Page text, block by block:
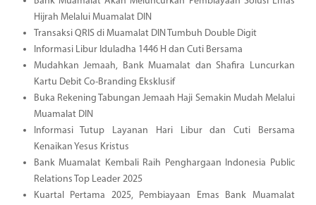
Hijrah Melalui Muamalat DIN
Transaksi QRIS di Muamalat DIN Tumbuh Double Digit
Informasi Libur Iduladha 1446 H dan Cuti Bersama
Mudahkan Jemaah, Bank Muamalat dan Shafira Luncurkan
Kartu Debit Co-Branding Eksklusif
Buka Rekening Tabungan Jemaah Haji Semakin Mudah Melalui
Muamalat DIN
Informasi Tutup Layanan Hari Libur dan Cuti Bersama
Kenaikan Yesus Kristus
Bank Muamalat Kembali Raih Penghargaan Indonesia Public
Relations Top Leader 2025
Kuartal Pertama 2025, Pembiayaan Emas Bank Muamalat